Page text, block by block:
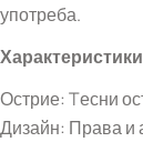
употреба.
Острие: Tесни
Дизайн: Права и